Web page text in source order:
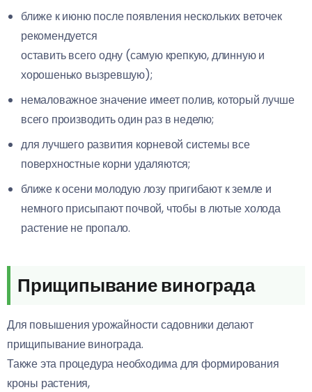
ближе к июню после появления нескольких веточек
рекомендуется
оставить всего одну (самую крепкую, длинную и
хорошенько вызревшую);
немаловажное значение имеет полив, который лучше
всего производить один раз в неделю;
для лучшего развития корневой системы все
поверхностные корни удаляются;
ближе к осени молодую лозу пригибают к земле и
немного присыпают почвой, чтобы в лютые холода
растение не пропало.
Прищипывание винограда
Для повышения урожайности садовники делают
прищипывание винограда.
Также эта процедура необходима для формирования
кроны растения,